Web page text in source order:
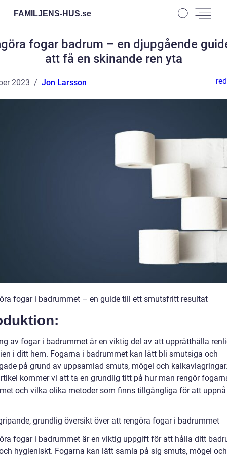
FAMILJENS-HUS.se
fogar badrum – en djupgående
att få en skinande ren yta
2023 Jon Larsson
fogar i badrummet – en guide till ett smutsfritt resultat
av fogar i badrummet är en viktig del av att upprätthålla
i ditt hem. Fogarna i badrummet kan lätt bli smutsiga och
på grund av uppsamlad smuts, mögel och
kommer vi att ta en grundlig titt på hur man rengör
och vilka olika metoder som finns tillgängliga för att
grundlig översikt över att rengöra fogar i badrummet
fogar i badrummet är en viktig uppgift för att hålla ditt
hygieniskt. Fogarna kan lätt samla på sig smuts, mögel och